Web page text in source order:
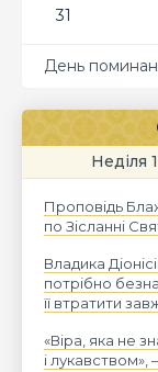
31
День
Неділя
Проповідь
по Зісланні
Владика
потрібно
її втратити
«Віра, яка не
і